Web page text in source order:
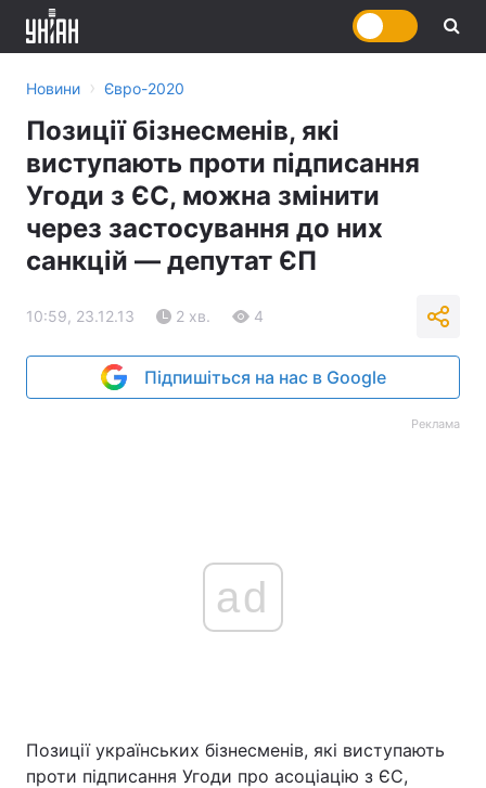
Новини › Євро-2020
Позиції бізнесменів, які
виступають проти підписання
Угоди з ЄС, можна змінити
через застосування до них
санкцій — депутат ЄП
10:59, 23.12.13 2 хв. 4
Підпишіться на нас в Google
Реклама
ad
Позиції українських бізнесменів, які виступають
проти підписання Угоди про асоціацію з ЄС,